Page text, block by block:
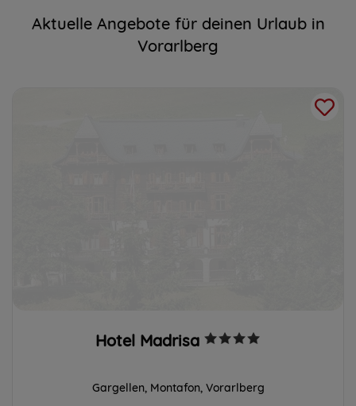
Aktuelle Angebote für deinen Urlaub in
Vorarlberg
Hotel Madrisa
Gargellen, Montafon, Vorarlberg